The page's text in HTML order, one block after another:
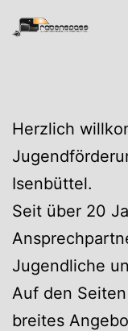
Zum
Inhalt
Herzlich
Isenbüttel.
Seit über 20
Jugendliche
Auf den
breites